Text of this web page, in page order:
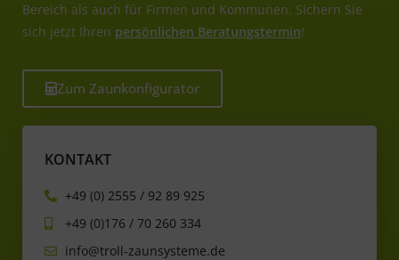
Bereich als auch für Firmen und Kommunen. Sichern Sie
sich jetzt Ihren persönlichen Beratungstermin!
Zum Zaunkonfigurator
KONTAKT
+49 (0) 2555 / 92 89 925
+49 (0)176 / 70 260 334
info@troll-zaunsysteme.de